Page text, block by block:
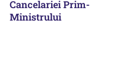
Cancelariei Prim-
Ministrului